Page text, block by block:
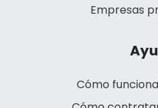
Empresas
Cómo